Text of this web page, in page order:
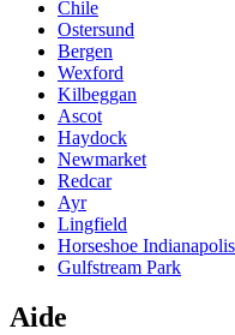
Chile
Ostersund
Bergen
Wexford
Kilbeggan
Ascot
Haydock
Newmarket
Redcar
Ayr
Lingfield
Horseshoe Indianapolis
Gulfstream Park
Aide